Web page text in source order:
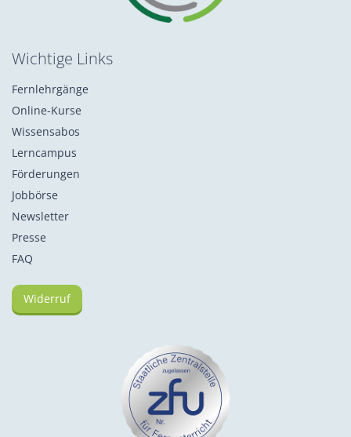
Wichtige Links
Fernlehrgänge
Online-Kurse
Wissensabos
Lerncampus
Förderungen
Jobbörse
Newsletter
Presse
FAQ
Widerruf